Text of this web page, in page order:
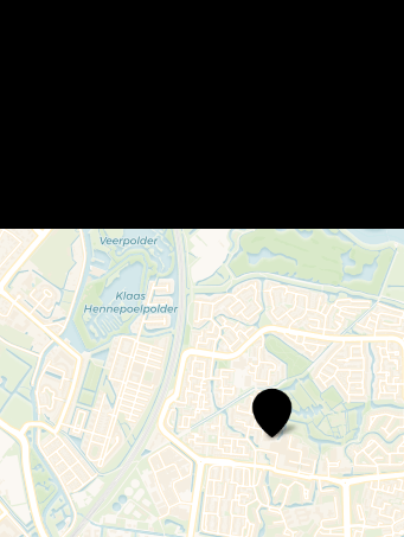
BplusC
locatie
Merenwijk